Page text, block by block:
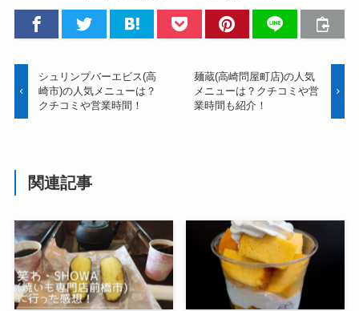
シュリンプバーエビス(高
崎市)の人気メニューは？
クチコミや営業時間！
麺蔵(高崎問屋町店)の人気
メニューは？クチコミや営
業時間も紹介！
関連記事